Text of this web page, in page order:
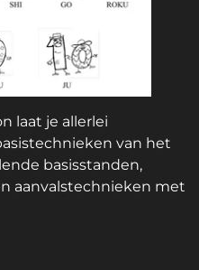
laat je allerlei
van het
basisstanden,
aanvalstechnieken met